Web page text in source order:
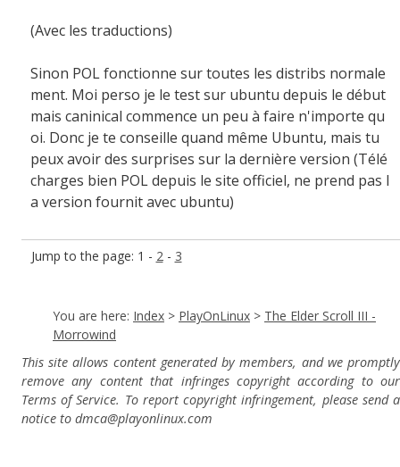
Jump to the page: 1 - 2- 3
(Avec les traductions)
Sinon POL fonctionne sur toutes les distribs normale
ment. Moi perso je le test sur ubuntu depuis le début
mais caninical commence un peu à faire n'importe qu
oi. Donc je te conseille quand même Ubuntu, mais tu
peux avoir des surprises sur la dernière version (Télé
charges bien POL depuis le site officiel, ne prend pas l
a version fournit avec ubuntu)
You are here: Index > PlayOnLinux > The Elder Scroll III -
Morrowind
This site allows content generated by members, and we promptly
remove any content that infringes copyright according to our
Terms of Service. To report copyright infringement, please send a
notice to dmca@playonlinux.com